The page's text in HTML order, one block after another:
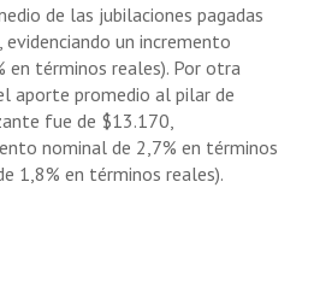
de las jubilaciones pagadas
un incremento
en términos reales). Por otra
aporte promedio al pilar de
fue de $13.170,
nominal de 2,7% en términos
1,8% en términos reales).